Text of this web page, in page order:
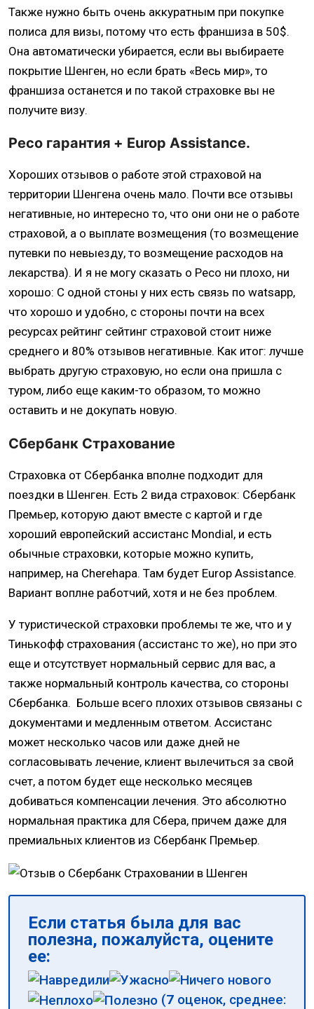
Также нужно быть очень аккуратным при покупке
полиса для визы, потому что есть франшиза в 50$.
Она автоматически убирается, если вы выбираете
покрытие Шенген, но если брать «Весь мир», то
франшиза останется и по такой страховке вы не
получите визу.
Ресо гарантия + Europ Assistance.
Хороших отзывов о работе этой страховой на
территории Шенгена очень мало. Почти все отзывы
негативные, но интересно то, что они они не о работе
страховой, а о выплате возмещения (то возмещение
путевки по невыезду, то возмещение расходов на
лекарства). И я не могу сказать о Ресо ни плохо, ни
хорошо: С одной стоны у них есть связь по watsapp,
что хорошо и удобно, с стороны почти на всех
ресурсах рейтинг сейтинг страховой стоит ниже
среднего и 80% отзывов негативные. Как итог: лучше
выбрать другую страховую, но если она пришла с
туром, либо еще каким-то образом, то можно
оставить и не докупать новую.
Сбербанк Страхование
Страховка от Сбербанка вполне подходит для
поездки в Шенген. Есть 2 вида страховок: Сбербанк
Премьер, которую дают вместе с картой и где
хороший европейский ассистанс Mondial, и есть
обычные страховки, которые можно купить,
например, на Cherehapa. Там будет Europ Assistance.
Вариант воплне работчий, хотя и не без проблем.
У туристической страховки проблемы те же, что и у
Тинькофф страхования (ассистанс то же), но при это
еще и отсутствует нормальный сервис для вас, а
также нормальный контроль качества, со стороны
Сбербанка. Больше всего плохих отзывов связаны с
документами и медленным ответом. Ассистанс
может несколько часов или даже дней не
согласовывать лечение, клиент вылечиться за свой
счет, а потом будет еще несколько месяцев
добиваться компенсации лечения. Это абсолютно
нормальная практика для Сбера, причем даже для
премиальных клиентов из Сбербанк Премьер.
Если статья была для вас
полезна, пожалуйста, оцените
ее:
(7 оценок, среднее: